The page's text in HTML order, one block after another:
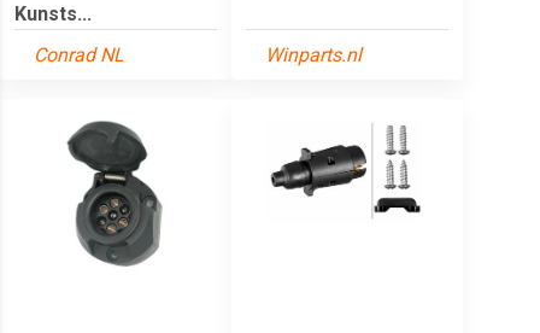
Kunsts...
Conrad NL
Winparts.nl